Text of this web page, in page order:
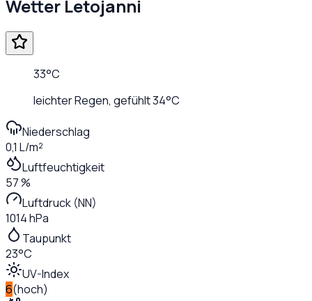
Wetter Letojanni
33°C
leichter Regen, gefühlt34°C
Niederschlag
0,1 L/m²
Luftfeuchtigkeit
57 %
Luftdruck (NN)
1014 hPa
Taupunkt
23°C
UV-Index
6(hoch)